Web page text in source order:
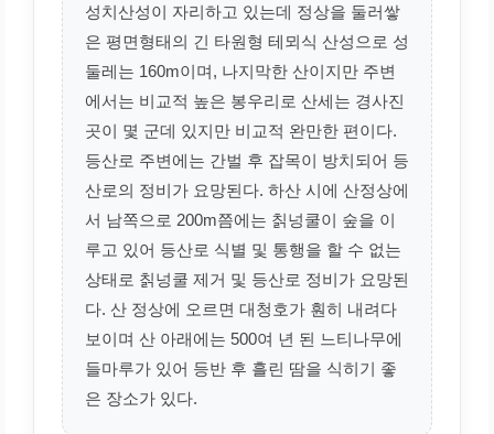
성치산성이 자리하고 있는데 정상을 둘러쌓
은 평면형태의 긴 타원형 테뫼식 산성으로 성
둘레는 160m이며, 나지막한 산이지만 주변
에서는 비교적 높은 봉우리로 산세는 경사진
곳이 몇 군데 있지만 비교적 완만한 편이다.
등산로 주변에는 간벌 후 잡목이 방치되어 등
산로의 정비가 요망된다. 하산 시에 산정상에
서 남쪽으로 200m쯤에는 칡넝쿨이 숲을 이
루고 있어 등산로 식별 및 통행을 할 수 없는
상태로 칡넝쿨 제거 및 등산로 정비가 요망된
다. 산 정상에 오르면 대청호가 훤히 내려다
보이며 산 아래에는 500여 년 된 느티나무에
들마루가 있어 등반 후 흘린 땀을 식히기 좋
은 장소가 있다.